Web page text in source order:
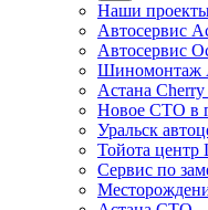
Наши
Автосервис
Автосервис
Шиномонтаж
Астана
Новое СТО в
Уральск
Тойота
Сервис по